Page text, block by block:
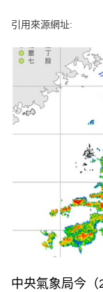
引用來源網址:
中央氣象局今（